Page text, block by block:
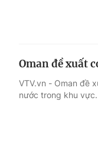
Oman đề xuất
VTV.vn - Oman đề
nước trong khu vực.